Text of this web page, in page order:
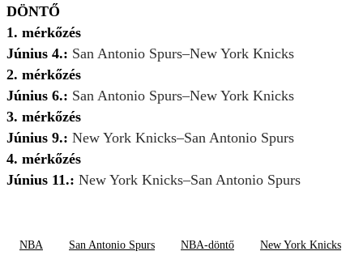
DÖNTŐ
1. mérkőzés
Június 4.: San Antonio Spurs–New York Knicks
2. mérkőzés
Június 6.: San Antonio Spurs–New York Knicks
3. mérkőzés
Június 9.: New York Knicks–San Antonio Spurs
4. mérkőzés
Június 11.: New York Knicks–San Antonio Spurs
NBA San Antonio Spurs NBA-döntő New York Knicks